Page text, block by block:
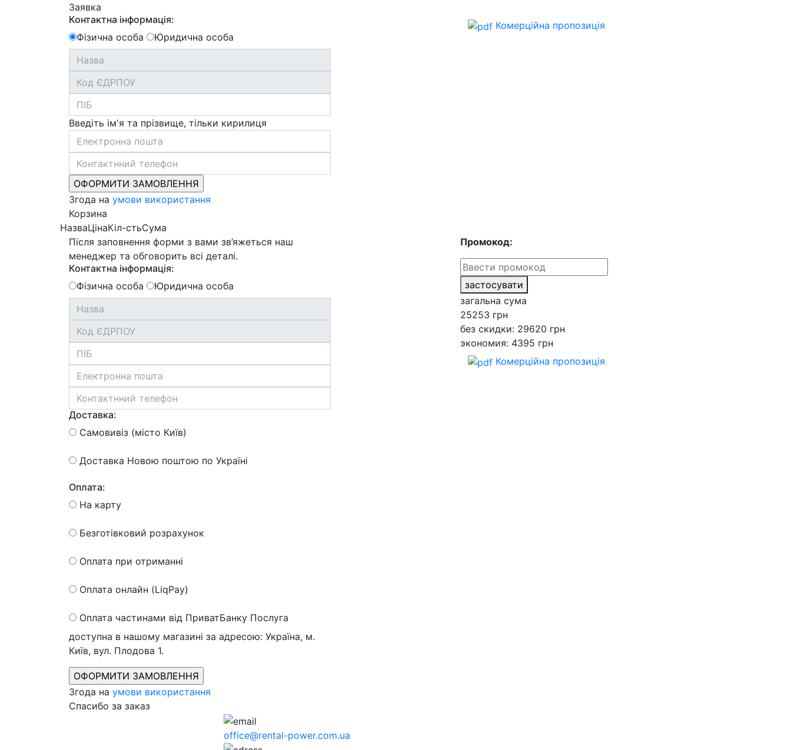
Заявка
Контактна інформація:
Фізична особа
Юридична особа
Введіть ім'я та прізвище, тільки кирилиця
Згода на умови використання
Комерційна пропозиція
Корзина
НазваЦінаКіл-стьСума
Після заповнення форми з вами зв’яжеться наш
менеджер та обговорить всі деталі.
Контактна інформація:
Фізична особа
Юридична особа
Доставка:
Самовивіз (місто Київ)
Доставка Новою поштою по Україні
Оплата:
На карту
Безготівковий розрахунок
Оплата при отриманні
Оплата онлайн (LiqPay)
Оплата частинами від ПриватБанку Послуга
доступна в нашому магазині за адресою: Україна, м.
Київ, вул. Плодова 1.
Згода на умови використання
Промокод:
застосувати
загальна сума
25253 грн
без скидки: 29620 грн
экономия: 4395 грн
Комерційна пропозиція
Спасибо за заказ
office@rental-power.com.ua